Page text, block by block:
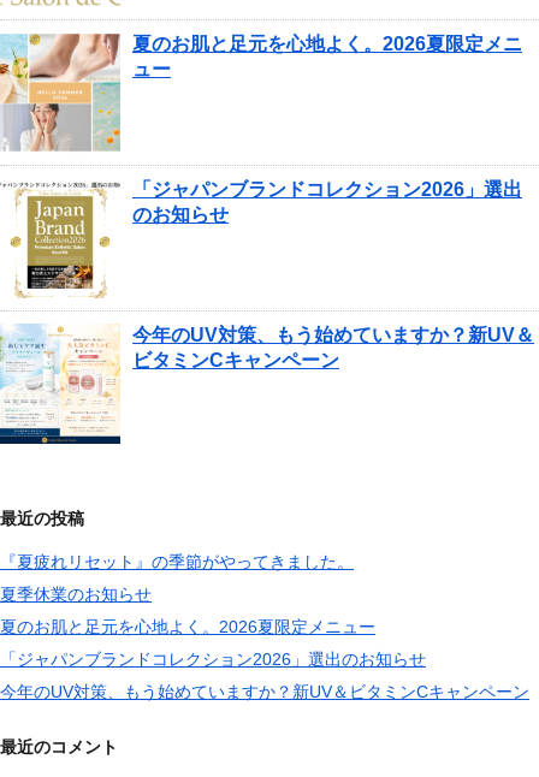
夏のお肌と足元を心地よく。2026夏限定メニ
ュー
「ジャパンブランドコレクション2026」選出
のお知らせ
今年のUV対策、もう始めていますか？新UV＆
ビタミンCキャンペーン
最近の投稿
『夏疲れリセット』の季節がやってきました。
夏季休業のお知らせ
夏のお肌と足元を心地よく。2026夏限定メニュー
「ジャパンブランドコレクション2026」選出のお知らせ
今年のUV対策、もう始めていますか？新UV＆ビタミンCキャンペーン
最近のコメント